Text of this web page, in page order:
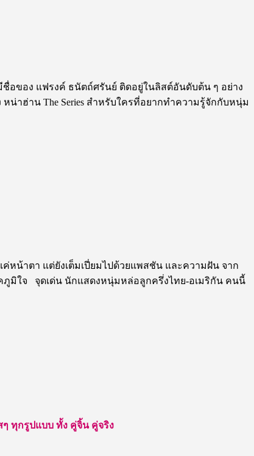
ของ แฟรงค์ ธนัตถ์ศรันย์ ติดอยู่ในลิสต์อันดับต้น ๆ อย่าง
น่าฮ่าน The Series สำหรับใครที่อยากทำความรู้จักกับหนุ่ม
น้าตา แต่ยังเต็มเปี่ยมไปด้วยแพสชัน และความฝัน จาก
ภูมิใจ จุดเด่น นักแสดงหนุ่มหล่อลูกครึ่งไทย-อเมริกัน คนนี้
ๆ ทุกรูปแบบ ทั้ง คู่จิ้น คู่จริง